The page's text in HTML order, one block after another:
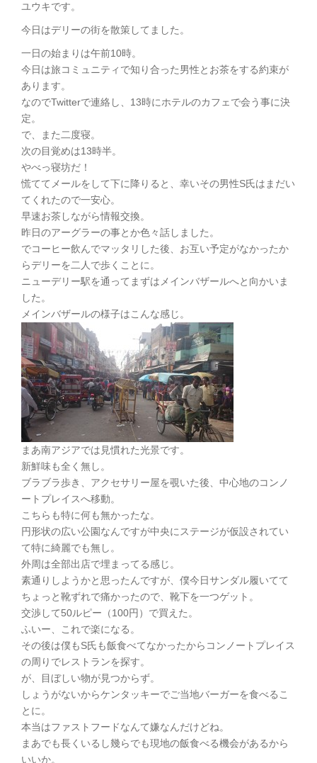
ユウキです。
今日はデリーの街を散策してました。
一日の始まりは午前10時。
今日は旅コミュニティで知り合った男性とお茶をする約束が
あります。
なのでTwitterで連絡し、13時にホテルのカフェで会う事に決
定。
で、また二度寝。
次の目覚めは13時半。
やべっ寝坊だ！
慌ててメールをして下に降りると、幸いその男性S氏はまだい
てくれたので一安心。
早速お茶しながら情報交換。
昨日のアーグラーの事とか色々話しました。
でコーヒー飲んでマッタリした後、お互い予定がなかったか
らデリーを二人で歩くことに。
ニューデリー駅を通ってまずはメインバザールへと向かいま
した。
メインバザールの様子はこんな感じ。
まあ南アジアでは見慣れた光景です。
新鮮味も全く無し。
ブラブラ歩き、アクセサリー屋を覗いた後、中心地のコンノ
ートプレイスへ移動。
こちらも特に何も無かったな。
円形状の広い公園なんですが中央にステージが仮設されてい
て特に綺麗でも無し。
外周は全部出店で埋まってる感じ。
素通りしようかと思ったんですが、僕今日サンダル履いてて
ちょっと靴ずれで痛かったので、靴下を一つゲット。
交渉して50ルピー（100円）で買えた。
ふいー、これで楽になる。
その後は僕もS氏も飯食べてなかったからコンノートプレイス
の周りでレストランを探す。
が、目ぼしい物が見つからず。
しょうがないからケンタッキーでご当地バーガーを食べるこ
とに。
本当はファストフードなんて嫌なんだけどね。
まあでも長くいるし幾らでも現地の飯食べる機会があるから
いいか。